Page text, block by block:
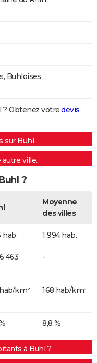
Buhloises
? Obtenez votre devis
sur Buhl
ville...
?
Moyenne
des villes
hab. 1 994 hab.
463 -
hab/km² 168 hab/km²
8,8 %
à Buhl ?